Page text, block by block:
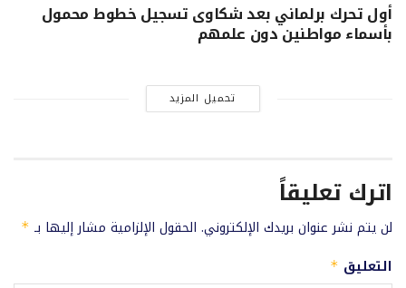
أول تحرك برلماني بعد شكاوى تسجيل خطوط محمول
بأسماء مواطنين دون علمهم
تحميل المزيد
اترك تعليقاً
لن يتم نشر عنوان بريدك الإلكتروني. الحقول الإلزامية مشار إليها بـ *
التعليق *